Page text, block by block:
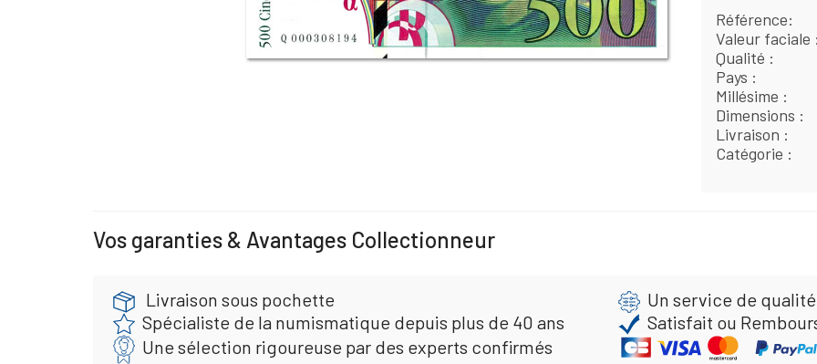
Référence
Valeur faciale
Qualité
Pays
Millésime
Dimensions
Livraison
Catégorie
Vos garanties & Avantages Collectionneur
Livraison sous pochette
Un service de
Spécialiste de la numismatique depuis plus de 40 ans
Satisfait ou
Une sélection rigoureuse par des experts confirmés